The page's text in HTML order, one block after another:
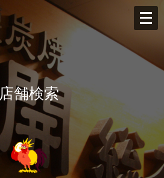
メ
ニ
ュ
く
店舗検索